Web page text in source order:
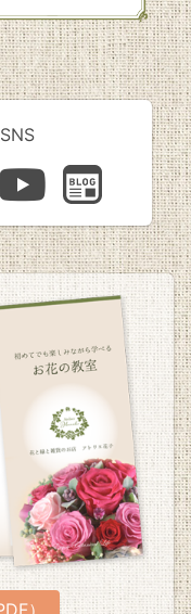
）